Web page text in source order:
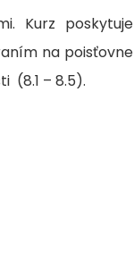
Kurz poskytuje
na poisťovne
(8.1 – 8.5).